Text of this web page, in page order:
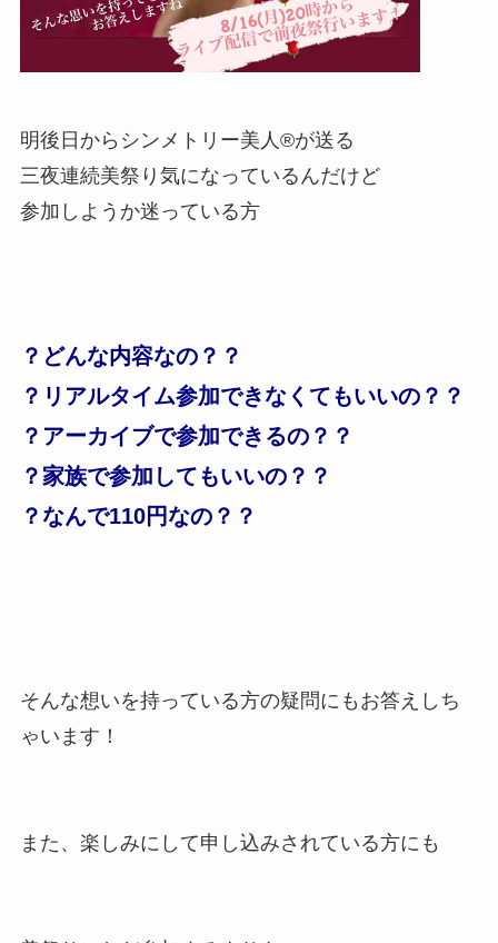
明後日からシンメトリー美人®が送る
三夜連続美祭り気になっているんだけど
参加しようか迷っている方
？ どんな内容なの？？
？ リアルタイム参加できなくてもいいの？？
？ アーカイブで参加できるの？？
？ 家族で参加してもいいの？？
？なんで110円なの？？
そんな想いを持っている方の疑問にもお答えしち
ゃいます！
また、楽しみにして申し込みされている方にも